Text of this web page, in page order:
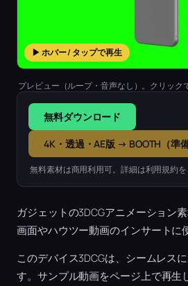
▶ ホバー / タップで再生
プレビュー（ループ・音声なし）。クリック
無料ダウンロード
4K・透過・AE版 → BOOTH（準備
無料素材は商用利用可。詳細は利用規約を
ガジェットの3DCGアニメーション
画面やハウツー動画のインサートに
このデバイス3DCGは、シームレス
す。サンプル動画をページ上で再生